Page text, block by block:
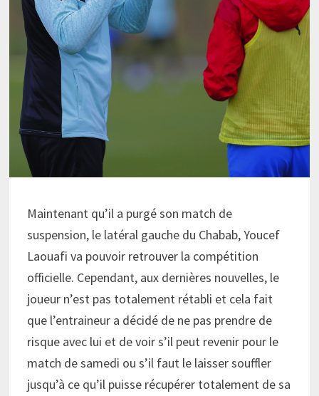
Maintenant qu’il a purgé son match de
suspension, le latéral gauche du Chabab, Youcef
Laouafi va pouvoir retrouver la compétition
officielle. Cependant, aux dernières nouvelles, le
joueur n’est pas totalement rétabli et cela fait
que l’entraineur a décidé de ne pas prendre de
risque avec lui et de voir s’il peut revenir pour le
match de samedi ou s’il faut le laisser souffler
jusqu’à ce qu’il puisse récupérer totalement de sa